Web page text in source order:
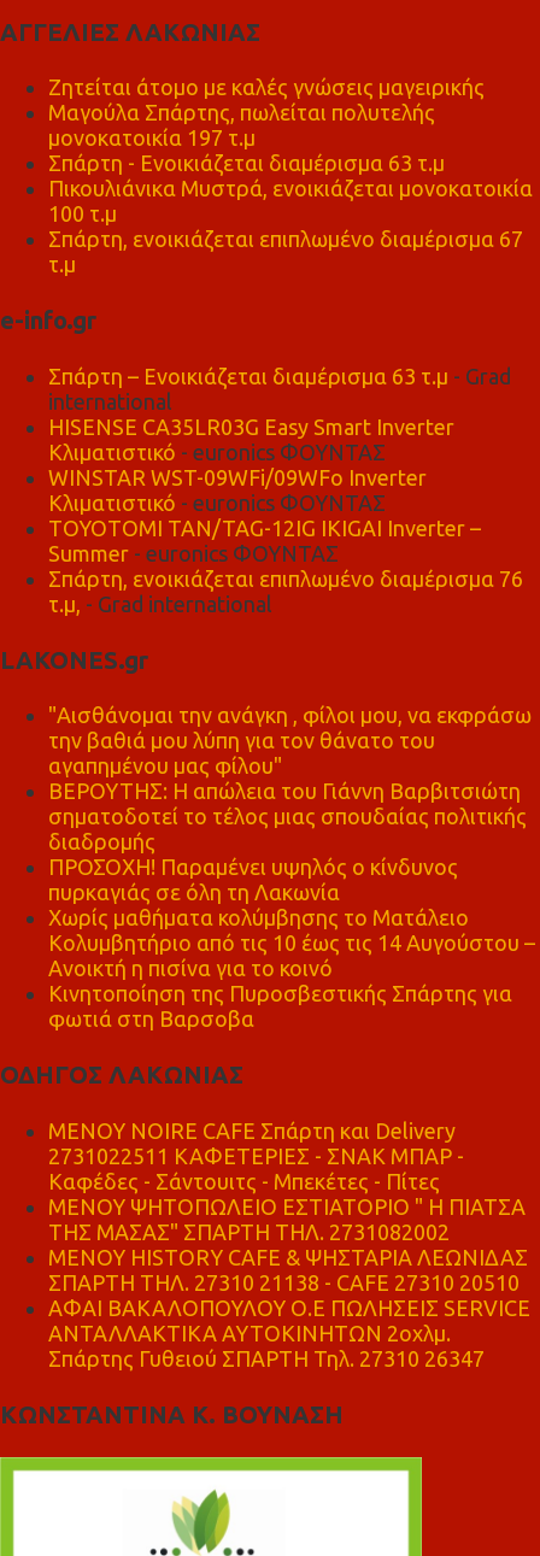
ΑΓΓΕΛΙΕΣ ΛΑΚΩΝΙΑΣ
Ζητείται άτομο με καλές γνώσεις μαγειρικής
Μαγούλα Σπάρτης, πωλείται πολυτελής
μονοκατοικία 197 τ.μ
Σπάρτη - Ενοικιάζεται διαμέρισμα 63 τ.μ
Πικουλιάνικα Μυστρά, ενοικιάζεται μονοκατοικία
100 τ.μ
Σπάρτη, ενοικιάζεται επιπλωμένο διαμέρισμα 67
τ.μ
e-info.gr
Σπάρτη – Ενοικιάζεται διαμέρισμα 63 τ.μ - Grad
international
HISENSE CA35LR03G Easy Smart Inverter
Κλιματιστικό - euronics ΦΟΥΝΤΑΣ
WINSTAR WST-09WFi/09WFo Inverter
Κλιματιστικό - euronics ΦΟΥΝΤΑΣ
TOYOTOMI TAN/TAG-12IG IKIGAI Inverter –
Summer - euronics ΦΟΥΝΤΑΣ
Σπάρτη, ενοικιάζεται επιπλωμένο διαμέρισμα 76
τ.μ, - Grad international
LAKONES.gr
"Αισθάνομαι την ανάγκη , φίλοι μου, να εκφράσω
την βαθιά μου λύπη για τον θάνατο του
αγαπημένου μας φίλου"
ΒΕΡΟΥΤΗΣ: Η απώλεια του Γιάννη Βαρβιτσιώτη
σηματοδοτεί το τέλος μιας σπουδαίας πολιτικής
διαδρομής
ΠΡΟΣΟΧΗ! Παραμένει υψηλός ο κίνδυνος
πυρκαγιάς σε όλη τη Λακωνία
Χωρίς μαθήματα κολύμβησης το Ματάλειο
Κολυμβητήριο από τις 10 έως τις 14 Αυγούστου –
Ανοικτή η πισίνα για το κοινό
Κινητοποίηση της Πυροσβεστικής Σπάρτης για
φωτιά στη Βαρσοβα
ΟΔΗΓΟΣ ΛΑΚΩΝΙΑΣ
MENOY NOIRE CAFE Σπάρτη και Delivery
2731022511 ΚΑΦΕΤΕΡΙΕΣ - ΣΝΑΚ ΜΠΑΡ -
Καφέδες - Σάντουιτς - Μπεκέτες - Πίτες
ΜΕΝΟΥ ΨΗΤΟΠΩΛΕΙΟ ΕΣΤΙΑΤΟΡΙΟ " Η ΠΙΑΤΣΑ
ΤΗΣ ΜΑΣΑΣ" ΣΠΑΡΤΗ ΤΗΛ. 2731082002
ΜΕΝΟΥ HISTORY CAFE & ΨΗΣΤΑΡΙΑ ΛΕΩΝΙΔΑΣ
ΣΠΑΡΤΗ ΤΗΛ. 27310 21138 - CAFE 27310 20510
ΑΦΑΙ ΒΑΚΑΛΟΠΟΥΛΟΥ Ο.Ε ΠΩΛΗΣΕΙΣ SERVICE
ΑΝΤΑΛΛΑΚΤΙΚΑ ΑΥΤΟΚΙΝΗΤΩΝ 2οχλμ.
Σπάρτης Γυθειού ΣΠΑΡΤΗ Τηλ. 27310 26347
ΚΩΝΣΤΑΝΤΙΝΑ Κ. ΒΟΥΝΑΣΗ